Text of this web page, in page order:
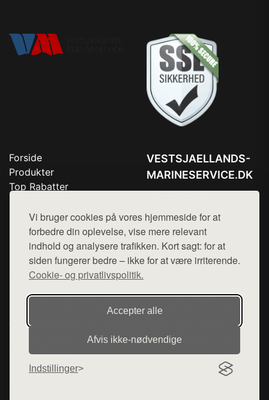
Vi bruger cookies på vores hjemmeside for at
forbedre din oplevelse, vise mere relevant
indhold og analysere trafikken. Kort sagt: for at
siden fungerer bedre – ikke for at være irriterende.
Cookie- og privatlivspolitik.
Accepter alle
Afvis ikke‑nødvendige
Indstillinger
Forside
Produkter
Top Rabatter
Kontakt
VESTSJAELLANDS-
MARINESERVICE.DK
Mail:hej@want.dk
Cookie- og privatlivspolitik
Denne side er en del af want.dk, der udgiver en række
hjemmesider med præsentation af forskellige produkter fra
diverse webshops. Der sælges ikke varer fra denne side - vi
henviser til de shops, som sælger varen. Vi har heller ikke
varerne på lager.
© 2026 vestsjaellands-marineservice.dk. Alle rettigheder